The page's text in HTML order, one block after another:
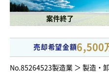
案件終了
売却希望金額6,500
No.85264523製造業 ＞ 製造・